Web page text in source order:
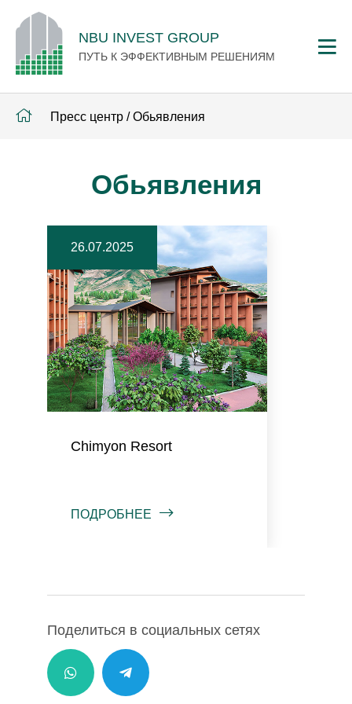
NBU INVEST GROUP
ПУТЬ К ЭФФЕКТИВНЫМ РЕШЕНИЯМ
Пресс центр / Обьявления
Обьявления
26.07.2025
Chimyon Resort
ПОДРОБНЕЕ
Поделиться в социальных сетях